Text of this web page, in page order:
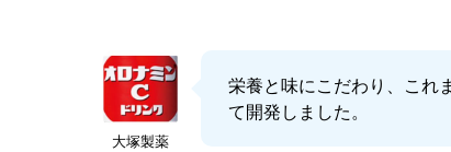
大塚製薬
栄養と味にこだわり、これ
て開発しました。